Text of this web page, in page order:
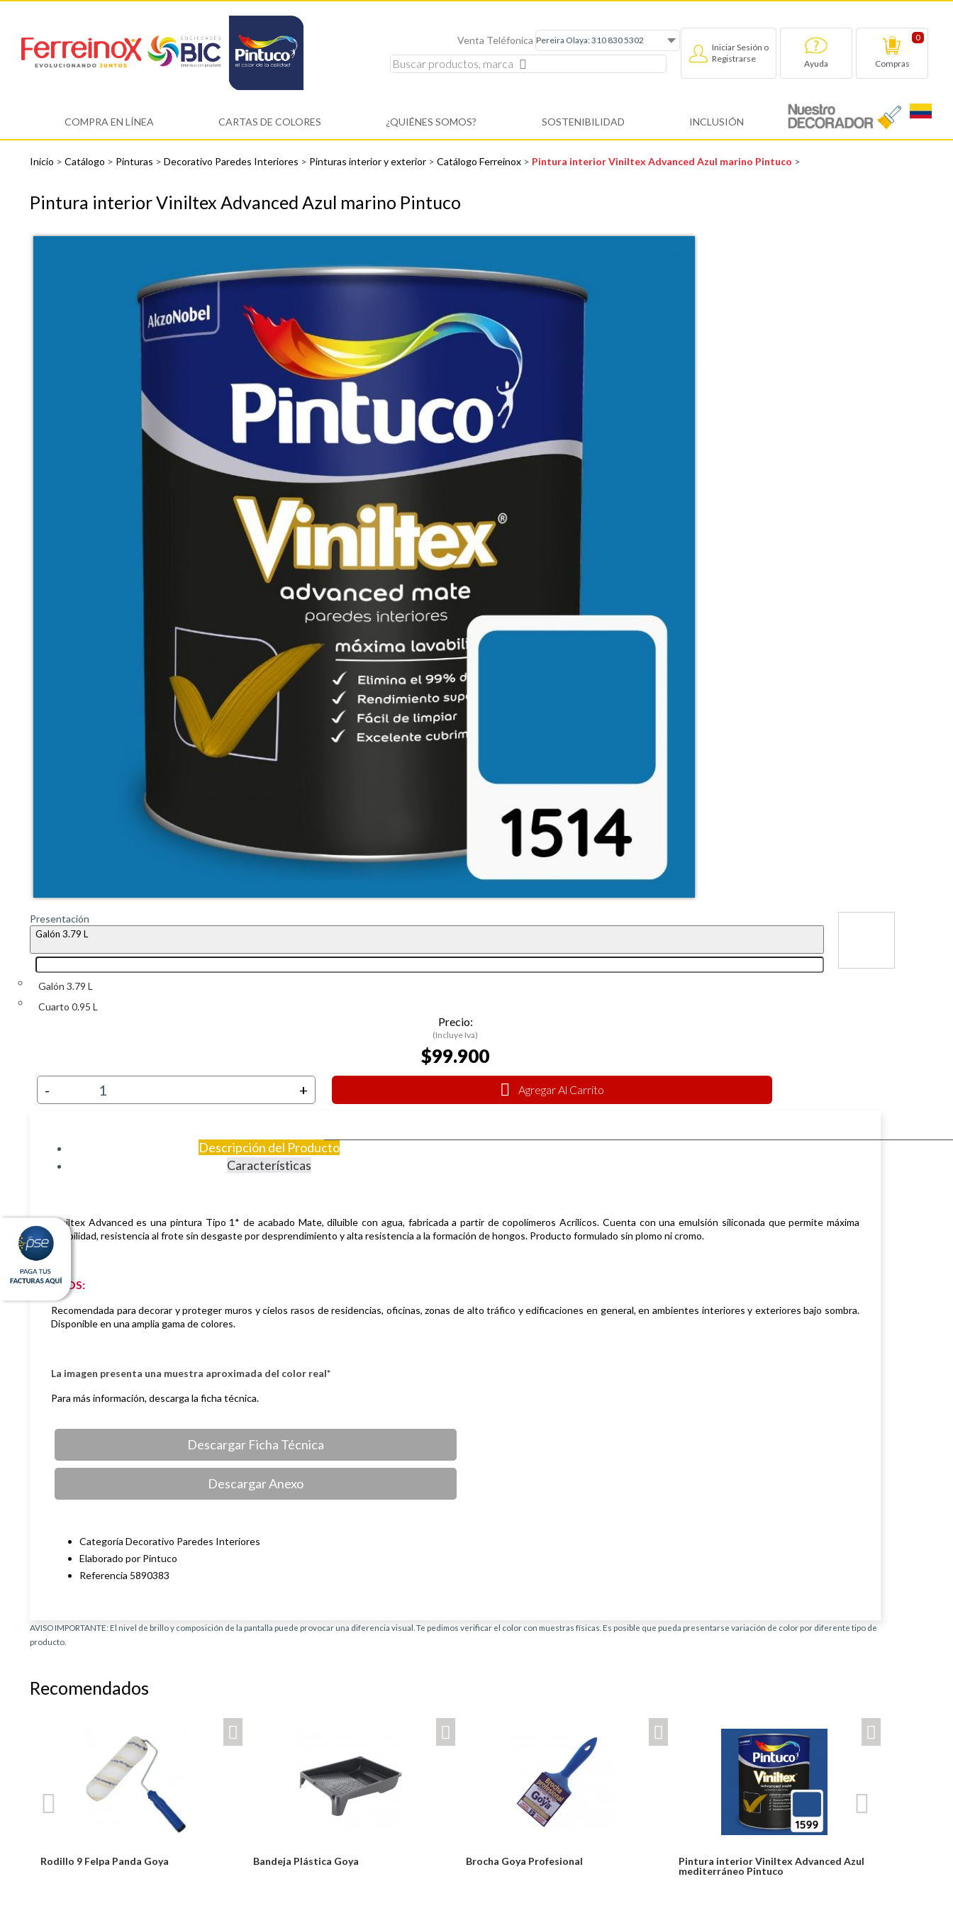
Venta Teléfonica
Iniciar Sesión o
Registrarse
Ayuda
0
Compras
COMPRA EN LÍNEA CARTAS DE COLORES ¿QUIÉNES SOMOS? SOSTENIBILIDAD INCLUSIÓN
Inicio > Catálogo > Pinturas > Decorativo Paredes Interiores > Pinturas interior y exterior > Catálogo Ferreinox > Pintura interior Viniltex Advanced Azul marino Pintuco >
Pintura interior Viniltex Advanced Azul marino Pintuco
Presentación
Galón 3.79 L
Galón 3.79 L
Cuarto 0.95 L
Precio:
(Incluye Iva)
$99.900
- + Agregar Al Carrito
Descripción del Producto
Características
Viniltex Advanced es una pintura Tipo 1* de acabado Mate, diluible con agua, fabricada a partir de copolímeros Acrílicos. Cuenta con una emulsión siliconada que permite máxima
lavabilidad, resistencia al frote sin desgaste por desprendimiento y alta resistencia a la formación de hongos. Producto formulado sin plomo ni cromo.
USOS:
Recomendada para decorar y proteger muros y cielos rasos de residencias, oficinas, zonas de altotráfico y edificaciones en general, en ambientes interiores y exteriores bajo sombra.
Disponible en una amplia gama de colores.
La imagen presenta una muestra aproximada del color real*
Para más información, descarga la ficha técnica.
Descargar Ficha Técnica
Descargar Anexo
Categoría Decorativo Paredes Interiores
Elaborado por Pintuco
Referencia 5890383
AVISO IMPORTANTE: El nivel de brillo y composición de la pantalla puede provocar una diferencia visual. Te pedimos verificar el color con muestras físicas. Es posible que pueda presentarse variación de color por diferente tipo de
producto.
Recomendados
Rodillo 9 Felpa Panda Goya Bandeja Plástica Goya Brocha Goya Profesional
Pintura interior Viniltex Advanced Azul
mediterráneo Pintuco